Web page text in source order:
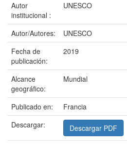
Autor
institucional :
UNESCO
Autor/Autores:
UNESCO
Fecha de
publicación:
2019
Alcance
geográfico:
Mundial
Publicado en:
Francia
Descargar:
Descargar PDF